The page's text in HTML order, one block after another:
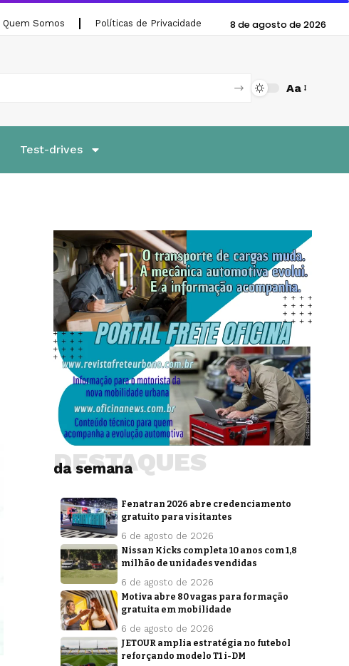
Quem Somos Políticas de Privacidade 8 de agosto de 2026
Aa
Test-drives
da semana
DESTAQUES
Fenatran 2026 abre credenciamento
gratuito para visitantes
6 de agosto de 2026
Nissan Kicks completa 10 anos com 1,8
milhão de unidades vendidas
6 de agosto de 2026
Motiva abre 80 vagas para formação
gratuita em mobilidade
6 de agosto de 2026
JETOUR amplia estratégia no futebol
reforçando modelo T1 i-DM